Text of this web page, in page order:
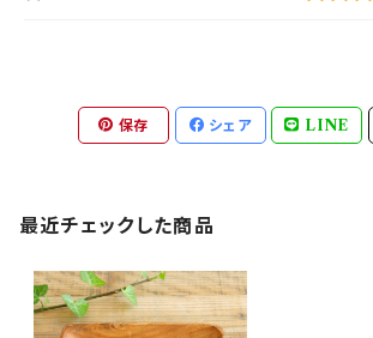
保存 シェア LINE
最近チェックした商品